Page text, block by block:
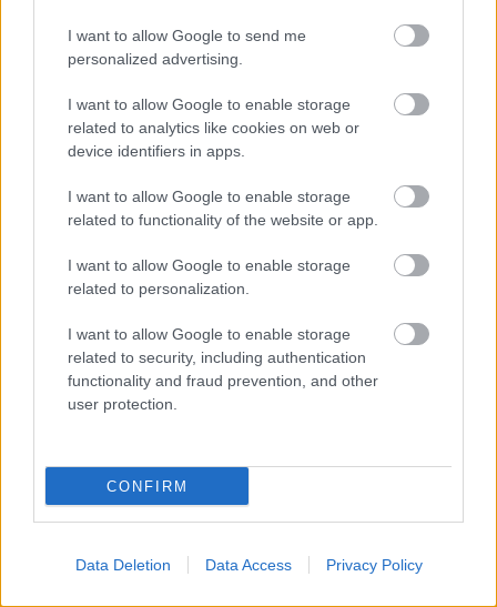
I want to allow Google to send me
personalized advertising.
I want to allow Google to enable storage
related to analytics like cookies on web or
device identifiers in apps.
I want to allow Google to enable storage
related to functionality of the website or app.
I want to allow Google to enable storage
related to personalization.
I want to allow Google to enable storage
related to security, including authentication
functionality and fraud prevention, and other
user protection.
CONFIRM
Data Deletion Data Access Privacy Policy
Διαβάστε τη συνέχεια στοnewsbomb.gr
ΔΙΑΒΑΣΕ ΑΚΟΜΗ:
λιμενικό έργο – Θα κατασκευαστούν 75 για έως 72 πλοία
σε σχολείο – Σκότωσε τους παππούδες του και 5
εκπαιδευτικούς
Ιστορική λειψυδρία στην Ευρώπη: Επιβάτες κρουαζιέρας
έχασαν στάσεις λόγω πτώσης της στάθμης των ποταμών